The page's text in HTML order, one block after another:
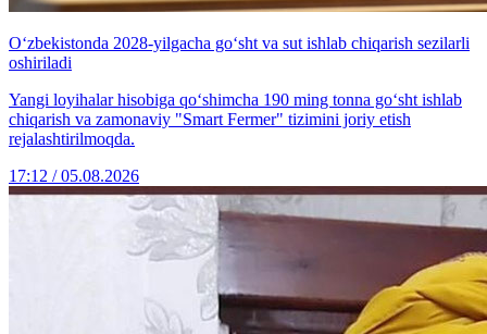
O‘zbekistonda 2028-yilgacha go‘sht va sut ishlab chiqarish sezilarli
oshiriladi
Yangi loyihalar hisobiga qo‘shimcha 190 ming tonna go‘sht ishlab
chiqarish va zamonaviy "Smart Fermer" tizimini joriy etish
rejalashtirilmoqda.
17:12 / 05.08.2026